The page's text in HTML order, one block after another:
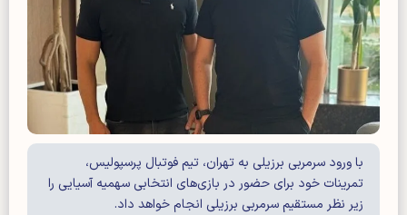
با ورود سرمربی برزیلی به تهران، تیم فوتبال پرسپولیس،
تمرینات خود برای حضور در بازی‌های انتخابی سهمیه آسیایی را
زیر نظر مستقیم سرمربی برزیلی انجام خواهد داد.